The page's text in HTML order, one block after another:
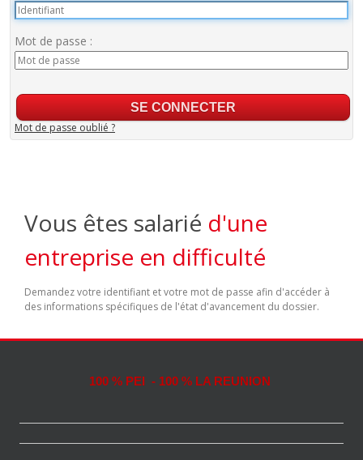
Mot de passe :
Mot de passe oublié ?
Vous êtes salarié d'une
entreprise en difficulté
Demandez votre identifiant et votre mot de passe afin d'accéder à
des informations spécifiques de l'état d'avancement du dossier.
100 % PEI - 100 % LA REUNION